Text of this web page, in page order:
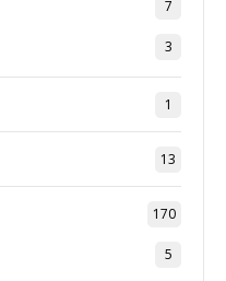
7
3
1
13
170
5